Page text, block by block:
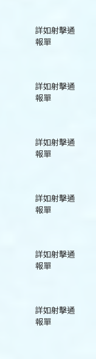
詳如射擊通
報單
詳如射擊通
報單
詳如射擊通
報單
詳如射擊通
報單
詳如射擊通
報單
詳如射擊通
報單